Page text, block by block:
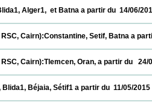
Blida1, Alger1,  et Batna a partir
& F, RSC, Cairn):Constantine, Setif,
& F, RSC, Cairn):Tlemcen, Oran, a
Blida1, Béjaia, Sétif1 a partir